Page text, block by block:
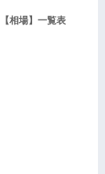
相場】一覧表